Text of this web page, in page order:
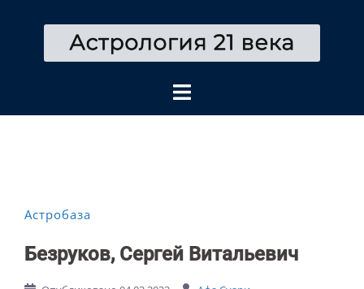
содержимому
Астробаза
Безруков, Сергей Витальевич